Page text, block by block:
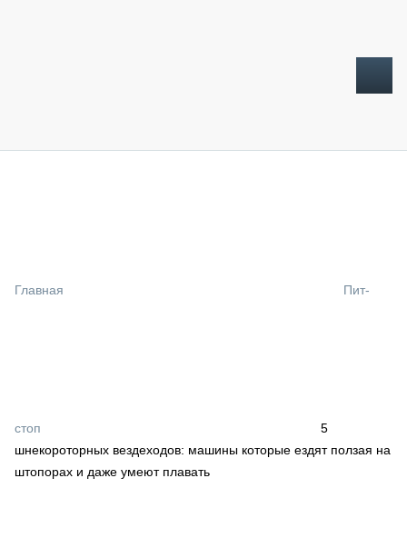
СПЕЦПРОЕКТЫ
МЕРОПРИЯТИЯ
Главная Пит-
стоп
5
шнекороторных вездеходов: машины которые ездят ползая на
штопорах и даже умеют плавать